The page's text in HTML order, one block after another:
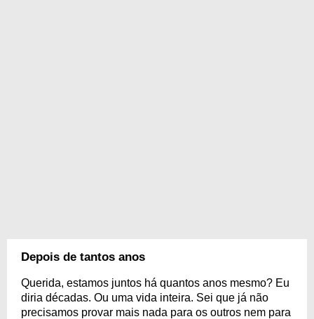
Depois de tantos anos
Querida, estamos juntos há quantos anos mesmo? Eu
diria décadas. Ou uma vida inteira. Sei que já não
precisamos provar mais nada para os outros nem para